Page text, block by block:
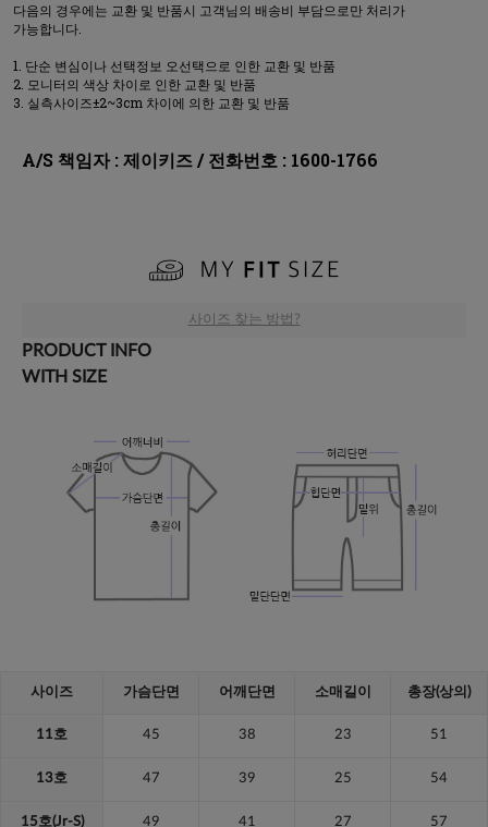
다음의 경우에는 교환 및 반품시 고객님의 배송비 부담으로만 처리가
가능합니다.
단순 변심이나 선택정보 오선택으로 인한 교환 및 반품
모니터의 색상 차이로 인한 교환 및 반품
실측사이즈±2~3cm 차이에 의한 교환 및 반품
A/S 책임자 : 제이키즈 / 전화번호 : 1600-1766